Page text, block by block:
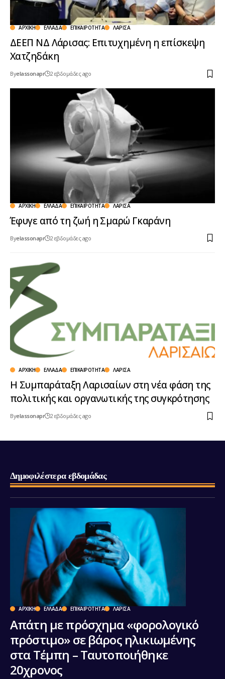
ΑΡΧΙΚΉ ΕΛΛΆΔΑ ΕΠΙΚΑΙΡΌΤΗΤΑ ΛΆΡΙΣΑ
ΔΕΕΠ ΝΔ Λάρισας: Επιτυχημένη η επίσκεψη
Χατζηδάκη
Byelassonapr 2 εβδομάδες ago
ΑΡΧΙΚΉ ΕΛΛΆΔΑ ΕΠΙΚΑΙΡΌΤΗΤΑ ΛΆΡΙΣΑ
Έφυγε από τη ζωή η Σμαρώ Γκαράνη
Byelassonapr 2 εβδομάδες ago
ΑΡΧΙΚΉ ΕΛΛΆΔΑ ΕΠΙΚΑΙΡΌΤΗΤΑ ΛΆΡΙΣΑ
Η Συμπαράταξη Λαρισαίων στη νέα φάση της
πολιτικής και οργανωτικής της συγκρότησης
Byelassonapr 2 εβδομάδες ago
Δημοφιλέστερα εβδομάδας
ΑΡΧΙΚΉ ΕΛΛΆΔΑ ΕΠΙΚΑΙΡΌΤΗΤΑ ΛΆΡΙΣΑ
Απάτη με πρόσχημα «φορολογικό
πρόστιμο» σε βάρος ηλικιωμένης
στα Τέμπη – Ταυτοποιήθηκε
20χρονος